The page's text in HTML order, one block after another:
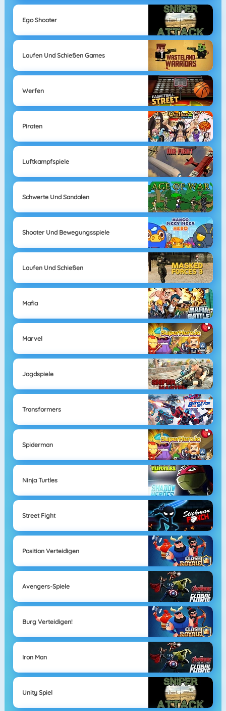
Ego Shooter
Laufen Und Schießen Games
Werfen
Piraten
Luftkampfspiele
Schwerte Und Sandalen
Shooter Und Bewegungsspiele
Laufen Und Schießen
Mafia
Marvel
Jagdspiele
Transformers
Spiderman
Ninja Turtles
Street Fight
Position Verteidigen
Avengers-Spiele
Burg Verteidigen!
Iron Man
Unity Spiel